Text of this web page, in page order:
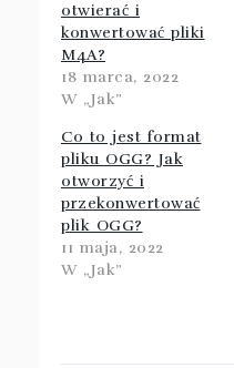
otwierać i
konwertować pliki
M4A?
18 marca, 2022
W „Jak”
Co to jest format
pliku OGG? Jak
otworzyć i
przekonwertować
plik OGG?
11 maja, 2022
W „Jak”